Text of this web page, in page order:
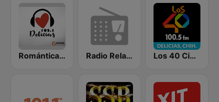
Romántica 102.1 FM Delicias Radio Relax R&B Los 40 Ciudad Delicias